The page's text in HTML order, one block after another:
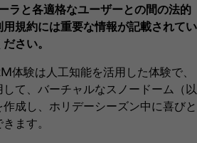
ラと各適格なユーザーとの間の法的
規約には重要な情報が記載されてい
さい。
体験は人工知能を活用した体験で、
て、バーチャルなスノードーム（以
作成し、ホリデーシーズン中に喜びと
ます。